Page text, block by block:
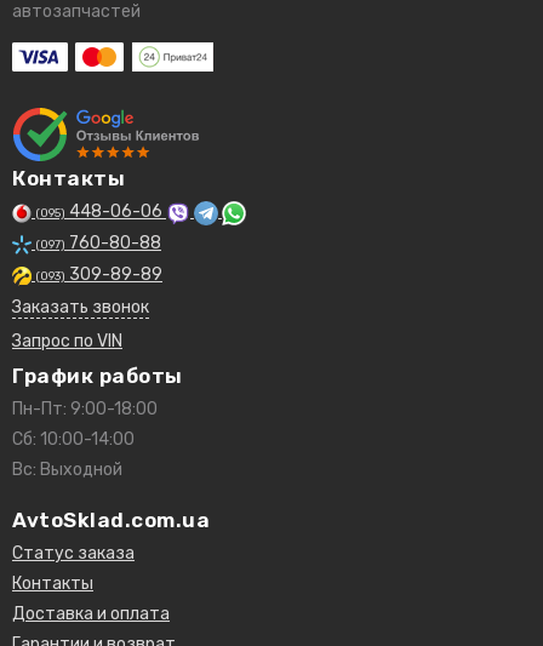
автозапчастей
Контакты
(095) 448-06-06
(097) 760-80-88
(093) 309-89-89
Заказать звонок
Запрос по VIN
График работы
Пн-Пт: 9:00-18:00
Сб: 10:00-14:00
Вс: Выходной
AvtoSklad.com.ua
Статус заказа
Контакты
Доставка и оплата